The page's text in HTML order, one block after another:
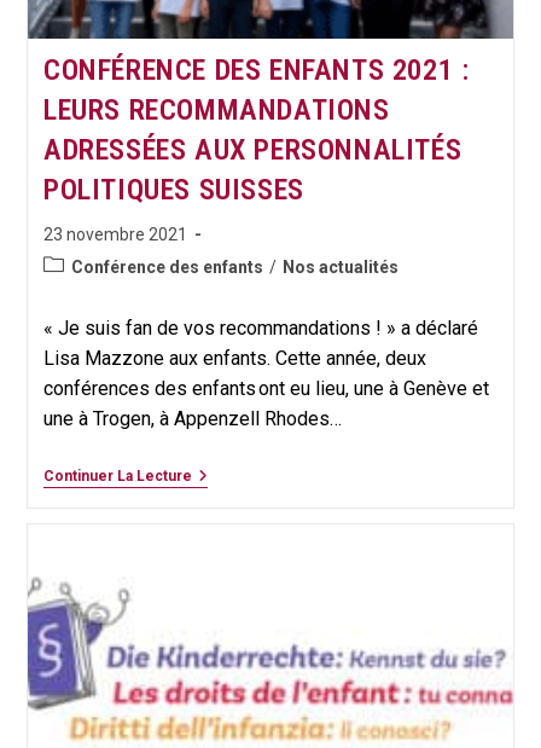
CONFÉRENCE DES ENFANTS 2021 :
LEURS RECOMMANDATIONS
ADRESSÉES AUX PERSONNALITÉS
POLITIQUES SUISSES
Publication
publiée :
23 novembre 2021
PostConférence des enfants / Nos actualités
« Je suis fan de vos recommandations ! » a déclaré
Lisa Mazzone aux enfants. Cette année, deux
conférences des enfants ont eu lieu, une à Genève et
une à Trogen, à Appenzell Rhodes…
Continuer La LectureCONFÉRENCE
PERSONNALITÉS
POLITIQUES
SUISSES